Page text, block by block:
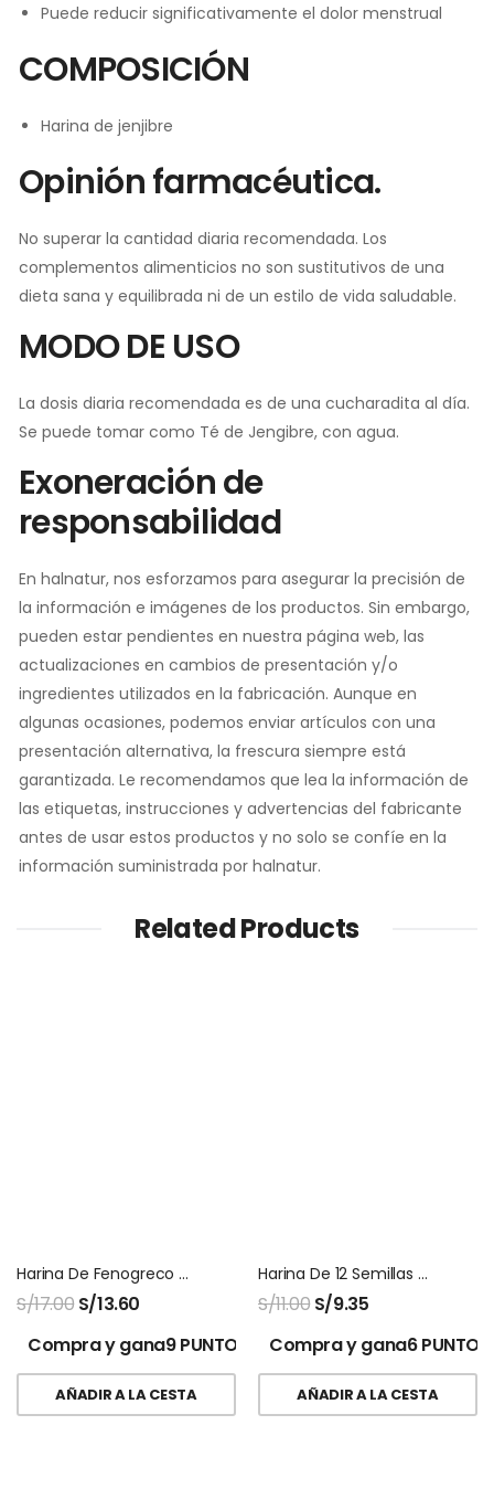
Puede reducir significativamente el dolor menstrual
COMPOSICIÓN
Harina de jenjibre
Opinión farmacéutica.
No superar la cantidad diaria recomendada. Los
complementos alimenticios no son sustitutivos de una
dieta sana y equilibrada ni de un estilo de vida saludable.
MODO DE USO
La dosis diaria recomendada es de una cucharadita al día.
Se puede tomar como Té de Jengibre, con agua.
Exoneración de
responsabilidad
En halnatur, nos esforzamos para asegurar la precisión de
la información e imágenes de los productos. Sin embargo,
pueden estar pendientes en nuestra página web, las
actualizaciones en cambios de presentación y/o
ingredientes utilizados en la fabricación. Aunque en
algunas ocasiones, podemos enviar artículos con una
presentación alternativa, la frescura siempre está
garantizada. Le recomendamos que lea la información de
las etiquetas, instrucciones y advertencias del fabricante
antes de usar estos productos y no solo se confíe en la
información suministrada por halnatur.
Related Products
Harina De Fenogreco Maxx Doypack Naturalmaxx
S/17.00 S/13.60
Compra y gana9 PUNTOS!
AÑADIR A LA CESTA
Harina De 12 Semillas 200 Gr Vidax
S/11.00 S/9.35
Compra y gana6
AÑADIR A LA CESTA